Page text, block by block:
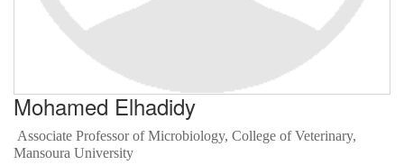
Mohamed Elhadidy
Associate Professor of Microbiology, College of Veterinary,
Mansoura University